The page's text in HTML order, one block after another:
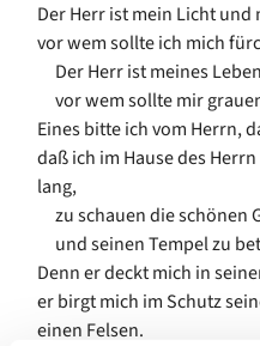
Der Herr ist mein Licht und
vor wem sollte ich mich
Der Herr ist meines
vor wem sollte mir
Eines bitte ich vom Herrn,
daß ich im Hause des
lang,
zu schauen die schönen
und seinen Tempel zu
Denn er deckt mich in
er birgt mich im Schutz
einen Felsen.